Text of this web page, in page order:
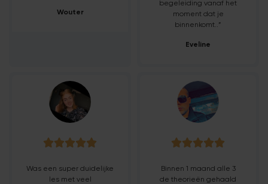
Wouter
begeleiding vanaf het
moment dat je
binnenkomt..”
Eveline

Was een super duidelijke
les met veel

Binnen 1 maand alle 3
de theorieën gehaald